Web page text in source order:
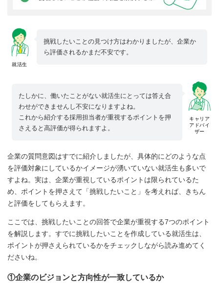
就活生
挑戦したいことの見つけ方はわかりましたが、企業か
ら評価されるかまだ不安です。
キャリア
アドバイ
ザー
たしかに、働いたことがない就活生にとっては答え合
わせができませんし不安になりますよね。
これから紹介する採用担当者が重視するポイントを押
さえると高評価が得られますよ。
企業の質問意図はすでに紹介しましたが、具体的にどのような点
を評価対象にしているかイメージが湧いていない就活生も多いで
すよね。実は、企業が重視しているポイントは限られているた
め、ポイントを押さえて「挑戦したいこと」を考えれば、きちん
と評価をしてもらえます。
ここでは、挑戦したいことの回答で企業が重視する7つのポイント
を解説します。すでに挑戦したいことを作成している就活生は、
ポイントが押さえられているかをチェックしながら読み進めてく
ださいね。
①企業のビジョンと方向性が一致しているか